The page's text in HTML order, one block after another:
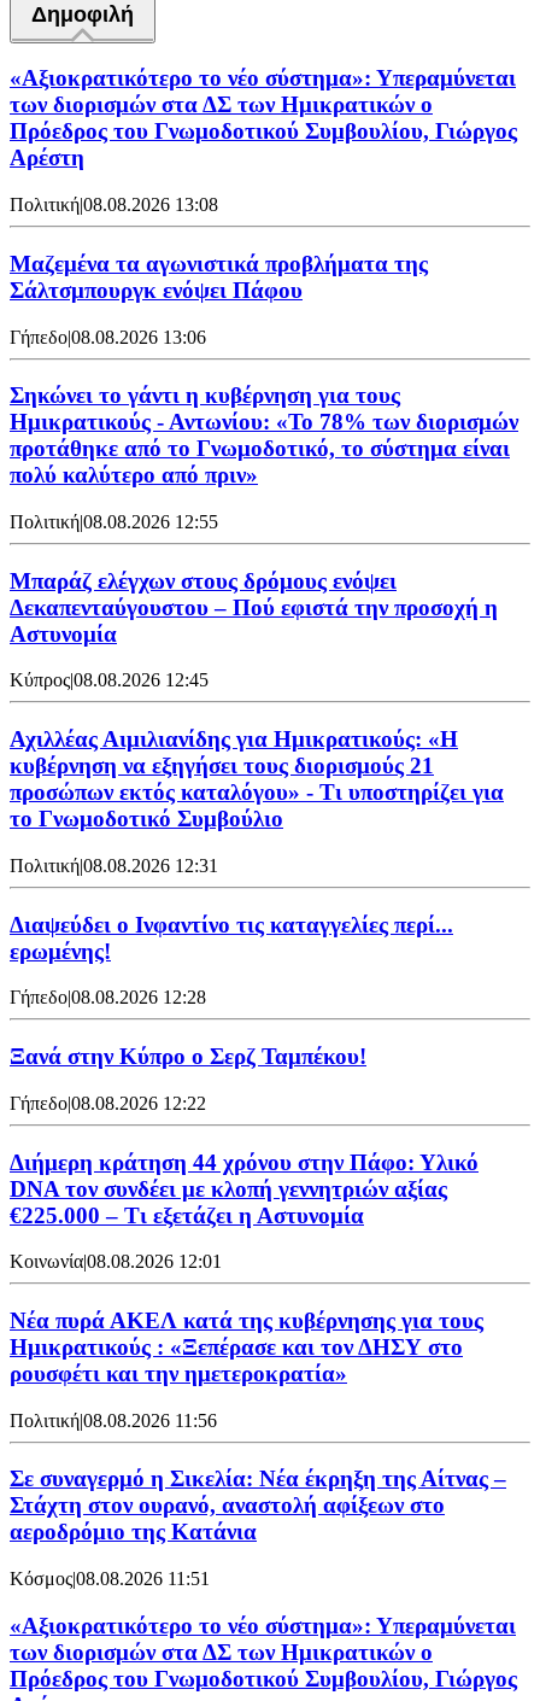
Δημοφιλή
«Αξιοκρατικότερο το νέο σύστημα»: Υπεραμύνεται
των διορισμών στα ΔΣ των Ημικρατικών ο
Πρόεδρος του Γνωμοδοτικού Συμβουλίου, Γιώργος
Αρέστη
Πολιτική|08.08.2026 13:08
Μαζεμένα τα αγωνιστικά προβλήματα της
Σάλτσμπουργκ ενόψει Πάφου
Γήπεδο|08.08.2026 13:06
Σηκώνει το γάντι η κυβέρνηση για τους
Ημικρατικούς - Αντωνίου: «Το 78% των διορισμών
προτάθηκε από το Γνωμοδοτικό, το σύστημα είναι
πολύ καλύτερο από πριν»
Πολιτική|08.08.2026 12:55
Μπαράζ ελέγχων στους δρόμους ενόψει
Δεκαπενταύγουστου – Πού εφιστά την προσοχή η
Αστυνομία
Κύπρος08.08.2026 12:45
Αχιλλέας Αιμιλιανίδης για Ημικρατικούς: «Η
κυβέρνηση να εξηγήσει τους διορισμούς 21
προσώπων εκτός καταλόγου» - Τι υποστηρίζει για
το Γνωμοδοτικό Συμβούλιο
Πολιτική|08.08.2026 12:31
Διαψεύδει ο Ινφαντίνο τις καταγγελίες περί...
ερωμένης!
Γήπεδο|08.08.2026 12:28
Ξανά στην Κύπρο ο Σερζ Ταμπέκου!
Γήπεδο|08.08.2026 12:22
Διήμερη κράτηση 44 χρόνου στην Πάφο: Υλικό
DNA τον συνδέει με κλοπή γεννητριών αξίας
€225.000 – Τι εξετάζει η Αστυνομία
Κοινωνία|08.08.2026 12:01
Νέα πυρά ΑΚΕΛ κατά της κυβέρνησης για τους
Ημικρατικούς : «Ξεπέρασε και τον ΔΗΣΥ στο
ρουσφέτι και την ημετεροκρατία»
Πολιτική|08.08.2026 11:56
Σε συναγερμό η Σικελία: Νέα έκρηξη της Αίτνας –
Στάχτη στον ουρανό, αναστολή αφίξεων στο
αεροδρόμιο της Κατάνια
Κόσμος|08.08.2026 11:51
«Αξιοκρατικότερο το νέο σύστημα»: Υπεραμύνεται
των διορισμών στα ΔΣ των Ημικρατικών ο
Πρόεδρος του Γνωμοδοτικού Συμβουλίου, Γιώργος